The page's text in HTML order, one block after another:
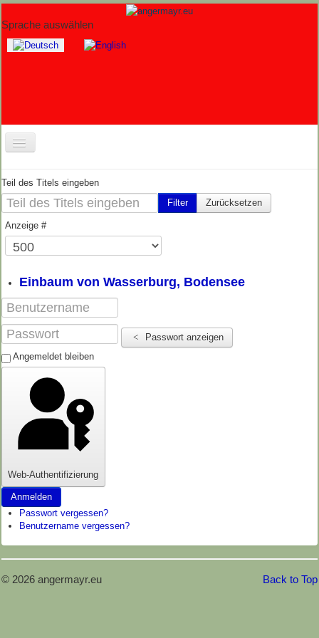
Sprache auswählen
Home
Fotos
Wracks
Workshops
Berichte
Software
Impressum
Teil des Titels eingeben
Filter
Zurücksetzen
Anzeige #
Einbaum von Wasserburg, Bodensee
Passwort anzeigen
Angemeldet bleiben
Web-Authentifizierung
Anmelden
Passwort vergessen?
Benutzername vergessen?
Back to Top
© 2026 angermayr.eu